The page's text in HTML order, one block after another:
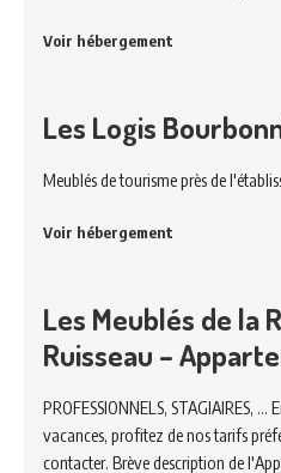
Voir hébergement
Les Logis
Meublés de tourisme près de
Voir hébergement
Les Meublés de la
Ruisseau –
PROFESSIONNELS, STAGIAIRES,
vacances, profitez de nos tarifs
contacter. Brève description de